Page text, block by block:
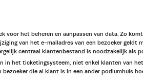
voor het beheren en aanpassen van data. Zo
van het e-mailadres van een bezoeker
centraal klantenbestand is noodzakelijk als
in het ticketingsysteem, niet enkel klanten van
die al klant is in een ander podiumhuis